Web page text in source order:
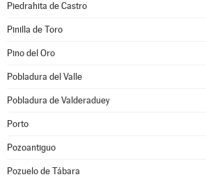
Piedrahita de Castro
Pinilla de Toro
Pino del Oro
Pobladura del Valle
Pobladura de Valderaduey
Porto
Pozoantiguo
Pozuelo de Tábara